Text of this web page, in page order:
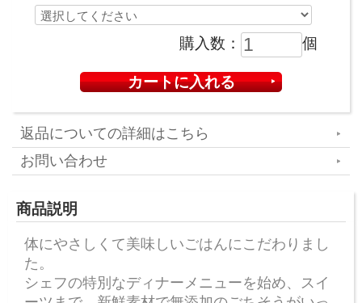
購入数： 個
返品についての詳細はこちら
お問い合わせ
商品説明
体にやさしくて美味しいごはんにこだわりまし
た。
シェフの特別なディナーメニューを始め、スイ